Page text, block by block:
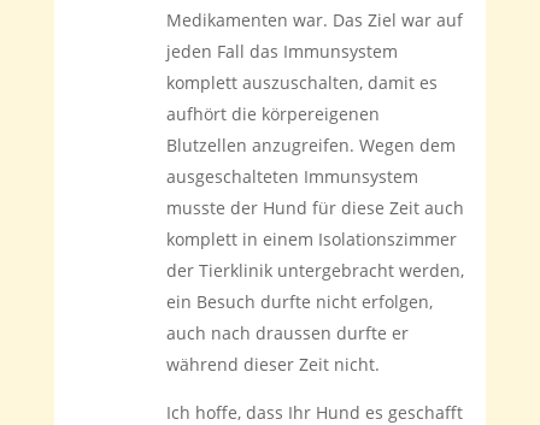
Medikamenten war. Das Ziel war auf
jeden Fall das Immunsystem
komplett auszuschalten, damit es
aufhört die körpereigenen
Blutzellen anzugreifen. Wegen dem
ausgeschalteten Immunsystem
musste der Hund für diese Zeit auch
komplett in einem Isolationszimmer
der Tierklinik untergebracht werden,
ein Besuch durfte nicht erfolgen,
auch nach draussen durfte er
während dieser Zeit nicht.
Ich hoffe, dass Ihr Hund es geschafft